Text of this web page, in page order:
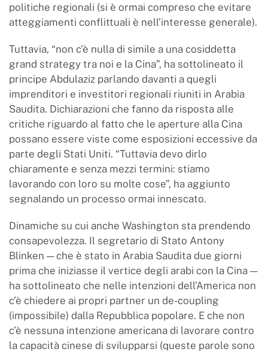
politiche regionali (si è ormai compreso che evitare
atteggiamenti conflittuali è nell’interesse generale).
Tuttavia, “non c’è nulla di simile a una cosiddetta
grand strategy tra noi e la Cina”, ha sottolineato il
principe Abdulaziz parlando davanti a quegli
imprenditori e investitori regionali riuniti in Arabia
Saudita. Dichiarazioni che fanno da risposta alle
critiche riguardo al fatto che le aperture alla Cina
possano essere viste come esposizioni eccessive da
parte degli Stati Uniti. “Tuttavia devo dirlo
chiaramente e senza mezzi termini: stiamo
lavorando con loro su molte cose”, ha aggiunto
segnalando un processo ormai innescato.
Dinamiche su cui anche Washington sta prendendo
consapevolezza. Il segretario di Stato Antony
Blinken — che è stato in Arabia Saudita due giorni
prima che iniziasse il vertice degli arabi con la Cina —
ha sottolineato che nelle intenzioni dell’America non
c’è chiedere ai propri partner un de-coupling
(impossibile) dalla Repubblica popolare. E che non
c’è nessuna intenzione americana di lavorare contro
la capacità cinese di svilupparsi (queste parole sono